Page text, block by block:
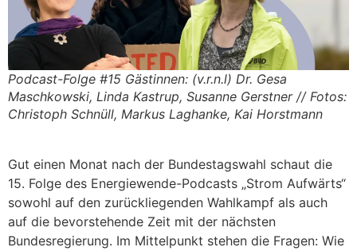
Podcast-Folge #15 Gästinnen: (v.r.n.l) Dr. Gesa
Maschkowski, Linda Kastrup, Susanne Gerstner // Fotos:
Christoph Schnüll, Markus Laghanke, Kai Horstmann
Gut einen Monat nach der Bundestagswahl schaut die
15. Folge des Energiewende-Podcasts „Strom Aufwärts“
sowohl auf den zurückliegenden Wahlkampf als auch
auf die bevorstehende Zeit mit der nächsten
Bundesregierung. Im Mittelpunkt stehen die Fragen: Wie